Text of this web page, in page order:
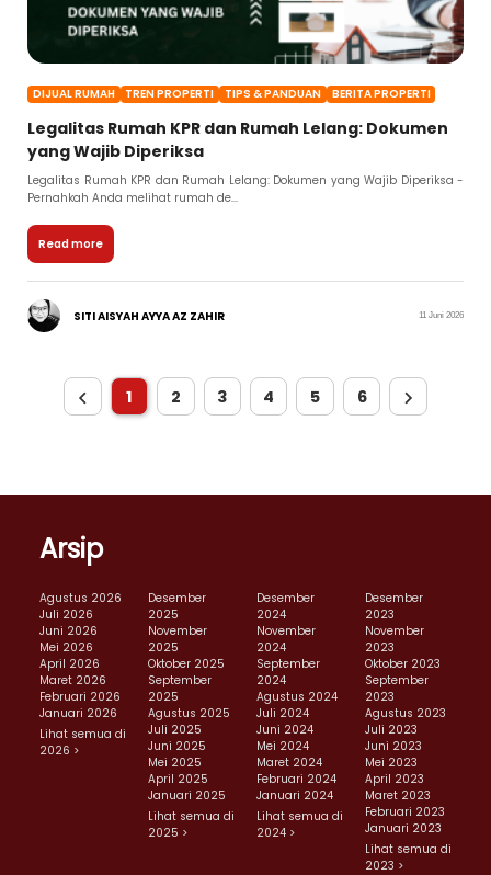
DIJUAL RUMAH TREN PROPERTI TIPS & PANDUAN BERITA PROPERTI
Legalitas Rumah KPR dan Rumah Lelang: Dokumen
yang Wajib Diperiksa
Legalitas Rumah KPR dan Rumah Lelang: Dokumen yang Wajib Diperiksa -
Pernahkah Anda melihat rumah de...
Read more
SITI AISYAH AYYA AZ ZAHIR 11 Juni 2026
1 2 3 4 5 6
Arsip
Agustus 2026
Juli 2026
Juni 2026
Mei 2026
April 2026
Maret 2026
Februari 2026
Januari 2026
Lihat semua di
2026 >
Desember
2025
November
2025
Oktober 2025
September
2025
Agustus 2025
Juli 2025
Juni 2025
Mei 2025
April 2025
Januari 2025
Lihat semua di
2025 >
Desember
2024
November
2024
September
2024
Agustus 2024
Juli 2024
Juni 2024
Mei 2024
Maret 2024
Februari 2024
Januari 2024
Lihat semua di
2024 >
Desember
2023
November
2023
Oktober 2023
September
2023
Agustus 2023
Juli 2023
Juni 2023
Mei 2023
April 2023
Maret 2023
Februari 2023
Januari 2023
Lihat semua di
2023 >